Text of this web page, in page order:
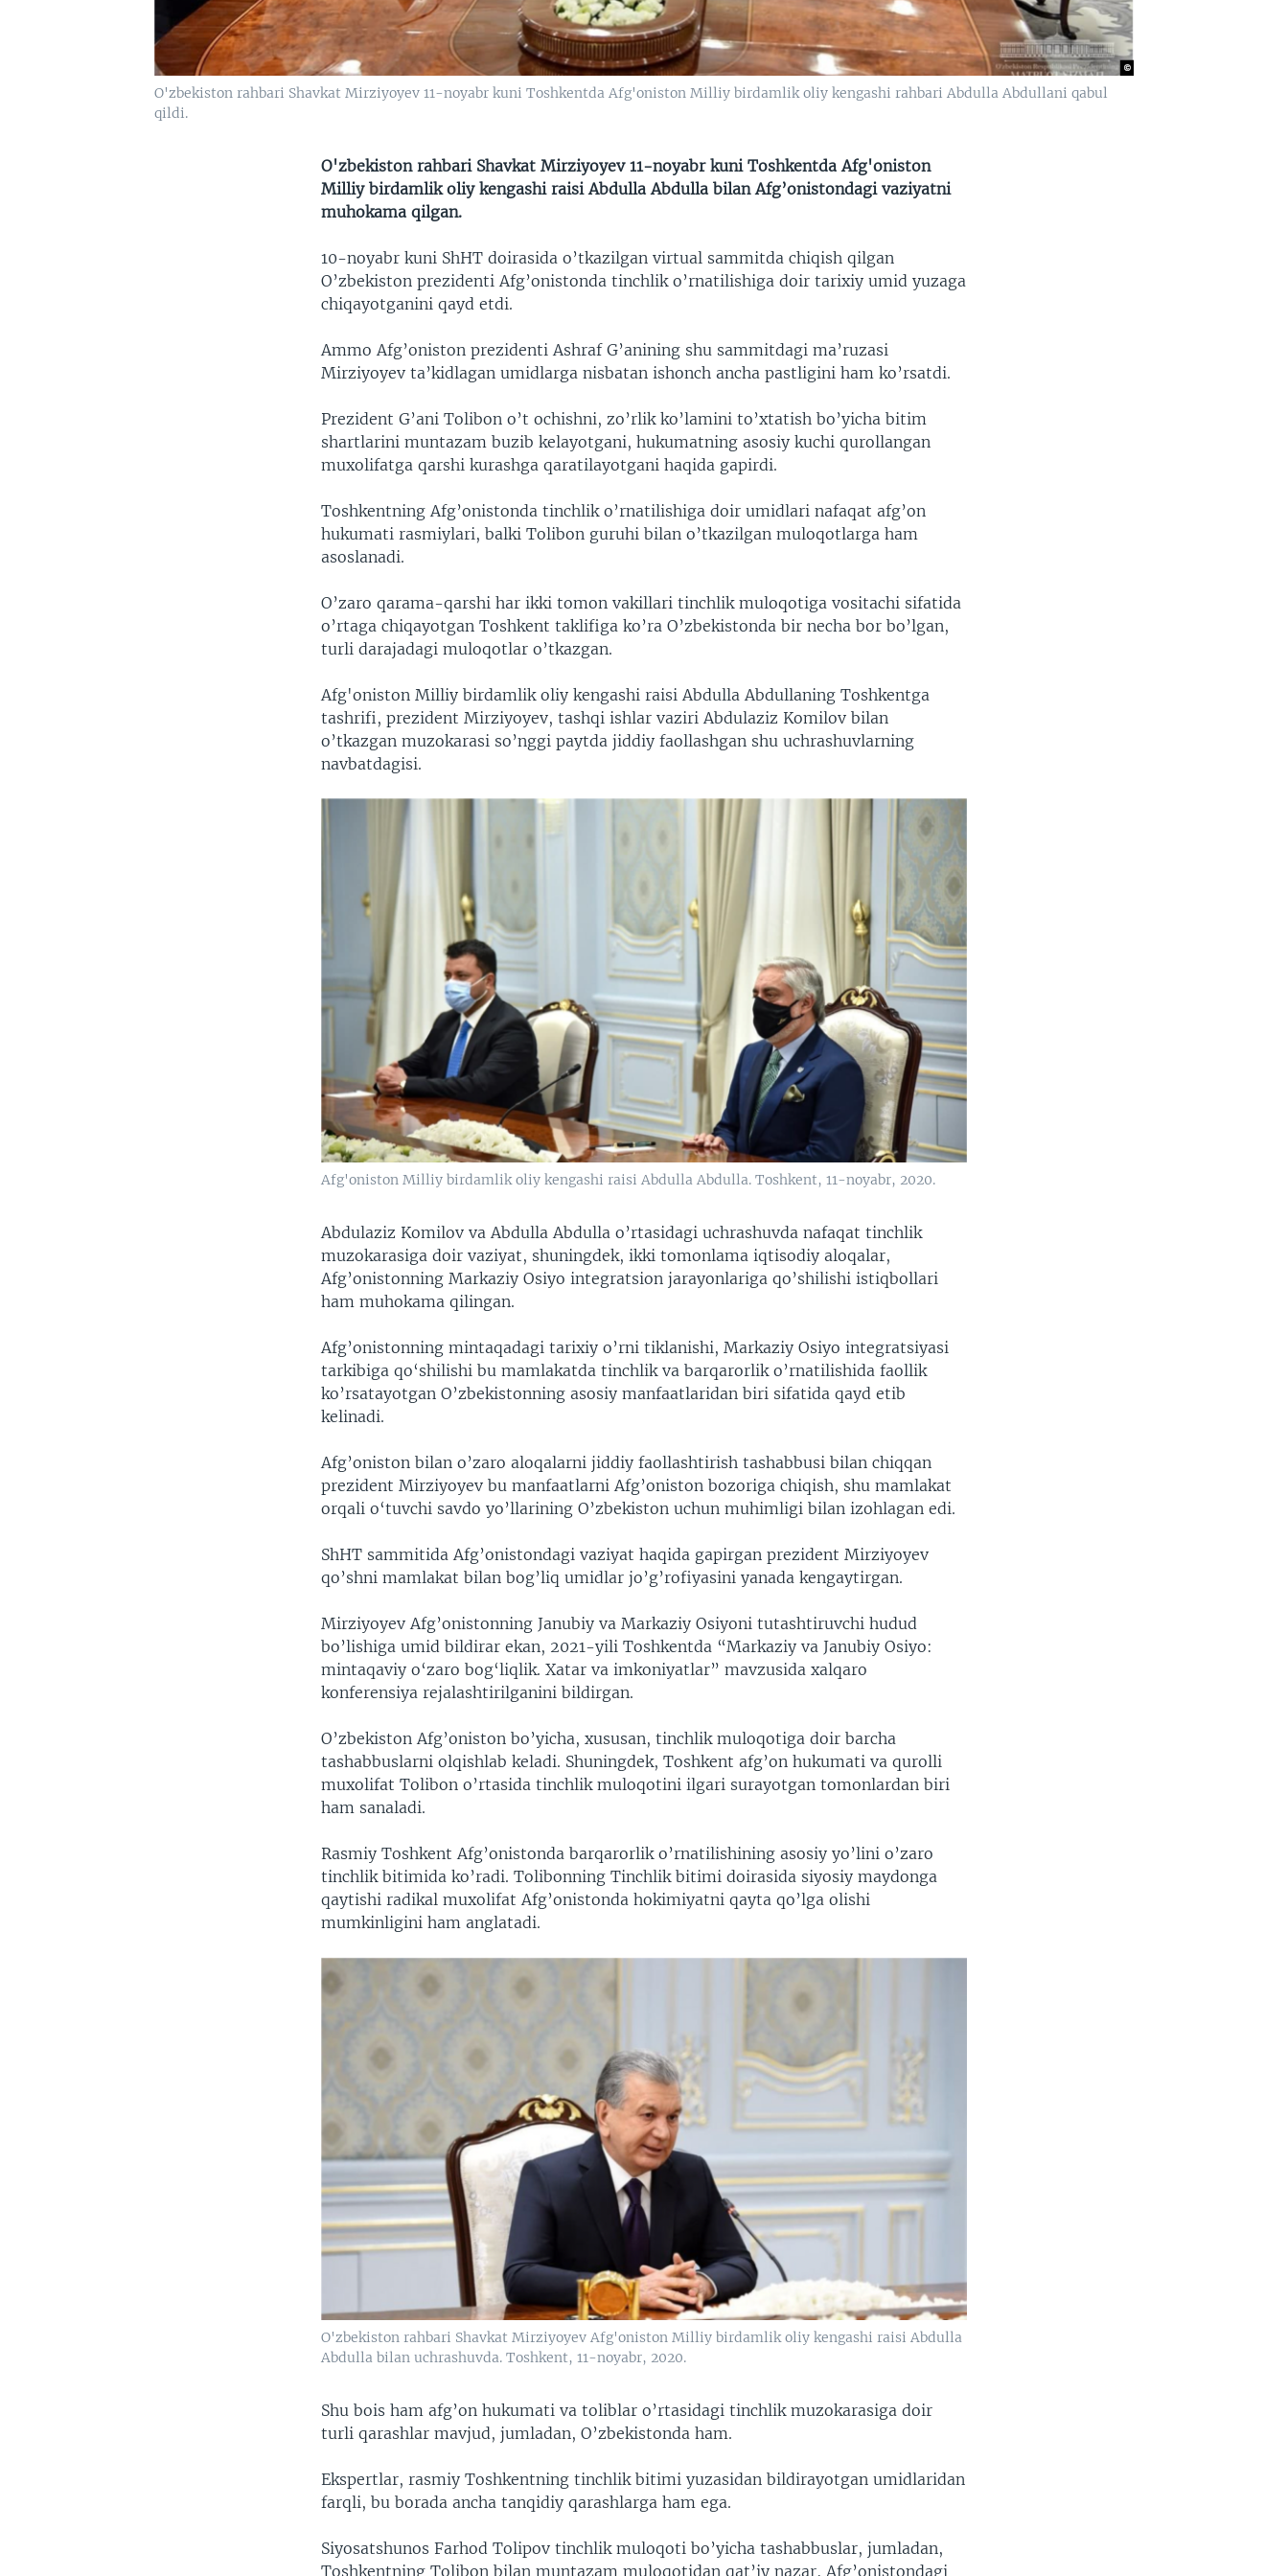
O'zbekiston rahbari Shavkat Mirziyoyev 11-noyabr kuni Toshkentda Afg'oniston Milliy birdamlik oliy kengashi rahbari Abdulla Abdullani qabul
qildi.
O'zbekiston rahbari Shavkat Mirziyoyev 11-noyabr kuni Toshkentda Afg'oniston
Milliy birdamlik oliy kengashi raisi Abdulla Abdulla bilan Afg’onistondagi vaziyatni
muhokama qilgan.
10-noyabr kuni ShHT doirasida o’tkazilgan virtual sammitda chiqish qilgan
O’zbekiston prezidenti Afg’onistonda tinchlik o’rnatilishiga doir tarixiy umid yuzaga
chiqayotganini qayd etdi.
Ammo Afg’oniston prezidenti Ashraf G’anining shu sammitdagi ma’ruzasi
Mirziyoyev ta’kidlagan umidlarga nisbatan ishonch ancha pastligini ham ko’rsatdi.
Prezident G’ani Tolibon o’t ochishni, zo’rlik ko’lamini to’xtatish bo’yicha bitim
shartlarini muntazam buzib kelayotgani, hukumatning asosiy kuchi qurollangan
muxolifatga qarshi kurashga qaratilayotgani haqida gapirdi.
Toshkentning Afg’onistonda tinchlik o’rnatilishiga doir umidlari nafaqat afg’on
hukumati rasmiylari, balki Tolibon guruhi bilan o’tkazilgan muloqotlarga ham
asoslanadi.
O’zaro qarama-qarshi har ikki tomon vakillari tinchlik muloqotiga vositachi sifatida
o’rtaga chiqayotgan Toshkent taklifiga ko’ra O’zbekistonda bir necha bor bo’lgan,
turli darajadagi muloqotlar o’tkazgan.
Afg'oniston Milliy birdamlik oliy kengashi raisi Abdulla Abdullaning Toshkentga
tashrifi, prezident Mirziyoyev, tashqi ishlar vaziri Abdulaziz Komilov bilan
o’tkazgan muzokarasi so’nggi paytda jiddiy faollashgan shu uchrashuvlarning
navbatdagisi.
Afg'oniston Milliy birdamlik oliy kengashi raisi Abdulla Abdulla. Toshkent, 11-noyabr, 2020.
Abdulaziz Komilov va Abdulla Abdulla o’rtasidagi uchrashuvda nafaqat tinchlik
muzokarasiga doir vaziyat, shuningdek, ikki tomonlama iqtisodiy aloqalar,
Afg’onistonning Markaziy Osiyo integratsion jarayonlariga qo’shilishi istiqbollari
ham muhokama qilingan.
Afg’onistonning mintaqadagi tarixiy o’rni tiklanishi, Markaziy Osiyo integratsiyasi
tarkibiga qo‘shilishi bu mamlakatda tinchlik va barqarorlik o’rnatilishida faollik
ko’rsatayotgan O’zbekistonning asosiy manfaatlaridan biri sifatida qayd etib
kelinadi.
Afg’oniston bilan o’zaro aloqalarni jiddiy faollashtirish tashabbusi bilan chiqqan
prezident Mirziyoyev bu manfaatlarni Afg’oniston bozoriga chiqish, shu mamlakat
orqali o‘tuvchi savdo yo’llarining O’zbekiston uchun muhimligi bilan izohlagan edi.
ShHT sammitida Afg’onistondagi vaziyat haqida gapirgan prezident Mirziyoyev
qo’shni mamlakat bilan bog’liq umidlar jo’g’rofiyasini yanada kengaytirgan.
Mirziyoyev Afg’onistonning Janubiy va Markaziy Osiyoni tutashtiruvchi hudud
bo’lishiga umid bildirar ekan, 2021-yili Toshkentda “Markaziy va Janubiy Osiyo:
mintaqaviy o‘zaro bog‘liqlik. Xatar va imkoniyatlar” mavzusida xalqaro
konferensiya rejalashtirilganini bildirgan.
O’zbekiston Afg’oniston bo’yicha, xususan, tinchlik muloqotiga doir barcha
tashabbuslarni olqishlab keladi. Shuningdek, Toshkent afg’on hukumati va qurolli
muxolifat Tolibon o’rtasida tinchlik muloqotini ilgari surayotgan tomonlardan biri
ham sanaladi.
Rasmiy Toshkent Afg’onistonda barqarorlik o’rnatilishining asosiy yo’lini o’zaro
tinchlik bitimida ko’radi. Tolibonning Tinchlik bitimi doirasida siyosiy maydonga
qaytishi radikal muxolifat Afg’onistonda hokimiyatni qayta qo’lga olishi
mumkinligini ham anglatadi.
O'zbekiston rahbari Shavkat Mirziyoyev Afg'oniston Milliy birdamlik oliy kengashi raisi Abdulla
Abdulla bilan uchrashuvda. Toshkent, 11-noyabr, 2020.
Shu bois ham afg’on hukumati va toliblar o’rtasidagi tinchlik muzokarasiga doir
turli qarashlar mavjud, jumladan, O’zbekistonda ham.
Ekspertlar, rasmiy Toshkentning tinchlik bitimi yuzasidan bildirayotgan umidlaridan
farqli, bu borada ancha tanqidiy qarashlarga ham ega.
Siyosatshunos Farhod Tolipov tinchlik muloqoti bo’yicha tashabbuslar, jumladan,
Toshkentning Tolibon bilan muntazam muloqotidan qat’iy nazar, Afg’onistondagi